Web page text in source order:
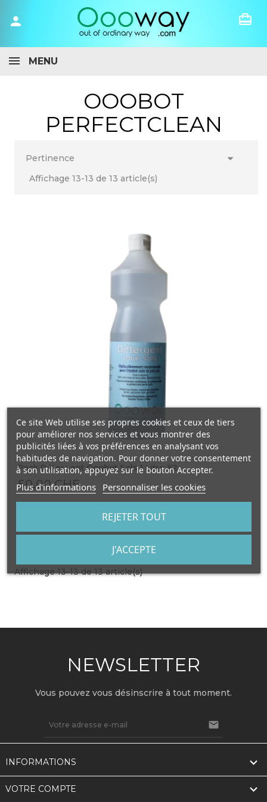
person card_travel
MENU
OOOBOT
PERFECTCLEAN
Pertinence 
Affichage 13-13 de 13 article(s)
Pack Détergent Ooobot Sols 1 Litre X2
50,00 CHF
Affichage 13-13 de 13 article(s)
NEWSLETTER
Vous pouvez vous désinscrire à tout moment.

INFORMATIONS 
VOTRE COMPTE 
Ce site Web utilise ses propres cookies et ceux de tiers
pour améliorer nos services et vous montrer des
publicités liées à vos préférences en analysant vos
habitudes de navigation. Pour donner votre consentement
à son utilisation, appuyez sur le bouton Accepter.
Plus d'informations Personnaliser les cookies
REJETER TOUT
J'ACCEPTE